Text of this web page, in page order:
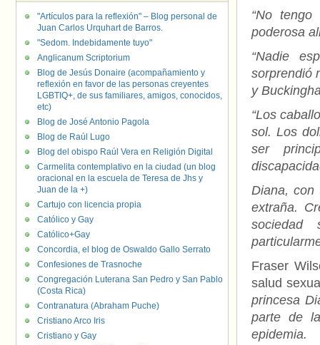
“No
poderosa
“Nadie
sorprendió
y
“Los
sol. Los
ser
Diana, con
extraña.
Fraser
salud
princesa
parte de
epidemia.
"Artículos para la reflexión" – Blog personal de
Juan Carlos Urquhart de Barros.
"Sedom. Indebidamente tuyo"
Anglicanum Scriptorium
Blog de Jesús Donaire (acompañamiento y
reflexión en favor de las personas creyentes
LGBTIQ+, de sus familiares, amigos, conocidos,
etc)
Blog de José Antonio Pagola
Blog de Raúl Lugo
Blog del obispo Raúl Vera en Religión Digital
Carmelita contemplativo en la ciudad (un blog
oracional en la escuela de Teresa de Jhs y
Juan de la +)
Cartujo con licencia propia
Católico y Gay
Católico+Gay
Concordia, el blog de Oswaldo Gallo Serrato
Confesiones de Trasnoche
Congregación Luterana San Pedro y San Pablo
(Costa Rica)
Contranatura (Abraham Puche)
Cristiano Arco Iris
Cristiano y Gay